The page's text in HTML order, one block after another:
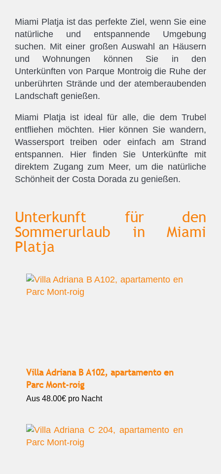
Miami Platja ist das perfekte Ziel, wenn Sie eine
natürliche und entspannende Umgebung
suchen. Mit einer großen Auswahl an Häusern
und Wohnungen können Sie in den
Unterkünften von Parque Montroig die Ruhe der
unberührten Strände und der atemberaubenden
Landschaft genießen.
Miami Platja ist ideal für alle, die dem Trubel
entfliehen möchten. Hier können Sie wandern,
Wassersport treiben oder einfach am Strand
entspannen. Hier finden Sie Unterkünfte mit
direktem Zugang zum Meer, um die natürliche
Schönheit der Costa Dorada zu genießen.
Unterkunft für den
Sommerurlaub in Miami
Platja
Villa Adriana B A102, apartamento en
Parc Mont-roig
Aus 48.00€pro Nacht